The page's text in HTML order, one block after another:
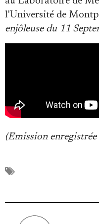
l'Université de
enjôleuse du 11
(Emission